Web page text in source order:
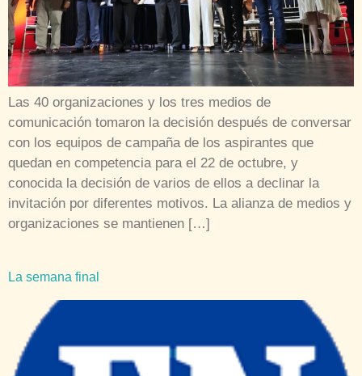
Las 40 organizaciones y los tres medios de
comunicación tomaron la decisión después de conversar
con los equipos de campaña de los aspirantes que
quedan en competencia para el 22 de octubre, y
conocida la decisión de varios de ellos a declinar la
invitación por diferentes motivos. La alianza de medios y
organizaciones se mantienen […]
La semana final